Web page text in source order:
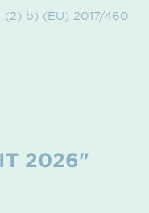
b) (EU) 2017/460
2026"